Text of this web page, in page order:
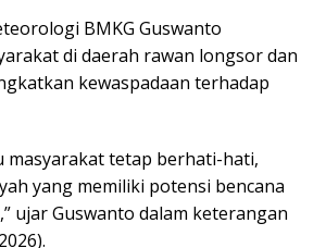
BMKG Guswanto
di daerah rawan longsor dan
kewaspadaan terhadap
masyarakat tetap berhati-hati,
yang memiliki potensi bencana
ujar Guswanto dalam keterangan